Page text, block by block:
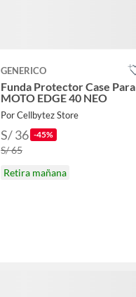
GENERICO
Funda Protector Case Para
MOTO EDGE 40 NEO
Por Cellbytez Store
S/ 36 -45%
S/ 65
Retira mañana